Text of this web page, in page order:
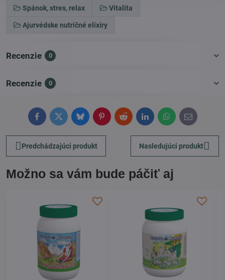
Spánok, stres, relax Vitalita
Ajurvédske nutričné elixíry
Recenzie 0
Recenzie 0
FacebookTwitterBlueskyPinterestRedditLinkedInWhatsApp
E-
mail
Predchádzajúci produkt Nasledujúci produkt
Možno sa vám bude páčiť aj